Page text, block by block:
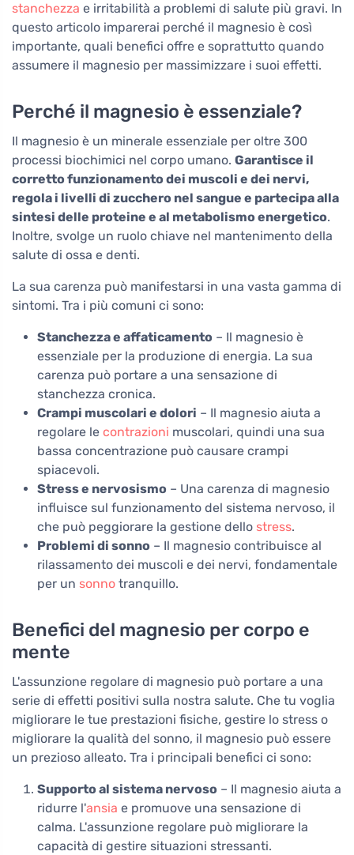
stanchezza e irritabilità a problemi di salute più gravi. In
questo articolo imparerai perché il magnesio è così
importante, quali benefici offre e soprattutto quando
assumere il magnesio per massimizzare i suoi effetti.
Perché il magnesio è essenziale?
Il magnesio è un minerale essenziale per oltre 300
processi biochimici nel corpo umano. Garantisce il
corretto funzionamento dei muscoli e dei nervi,
regola i livelli di zucchero nel sangue e partecipa alla
sintesi delle proteine e al metabolismo energetico.
Inoltre, svolge un ruolo chiave nel mantenimento della
salute di ossa e denti.
La sua carenza può manifestarsi in una vasta gamma di
sintomi. Tra i più comuni ci sono:
Stanchezza e affaticamento – Il magnesio è
essenziale per la produzione di energia. La sua
carenza può portare a una sensazione di
stanchezza cronica.
Crampi muscolari e dolori – Il magnesio aiuta a
regolare le contrazioni muscolari, quindi una sua
bassa concentrazione può causare crampi
spiacevoli.
Stress e nervosismo – Una carenza di magnesio
influisce sul funzionamento del sistema nervoso, il
che può peggiorare la gestione dello stress.
Problemi di sonno – Il magnesio contribuisce al
rilassamento dei muscoli e dei nervi, fondamentale
per un sonno tranquillo.
Benefici del magnesio per corpo e
mente
L'assunzione regolare di magnesio può portare a una
serie di effetti positivi sulla nostra salute. Che tu voglia
migliorare le tue prestazioni fisiche, gestire lo stress o
migliorare la qualità del sonno, il magnesio può essere
un prezioso alleato. Tra i principali benefici ci sono:
Supporto al sistema nervoso – Il magnesio aiuta a
ridurre l'ansia e promuove una sensazione di
calma. L'assunzione regolare può migliorare la
capacità di gestire situazioni stressanti.